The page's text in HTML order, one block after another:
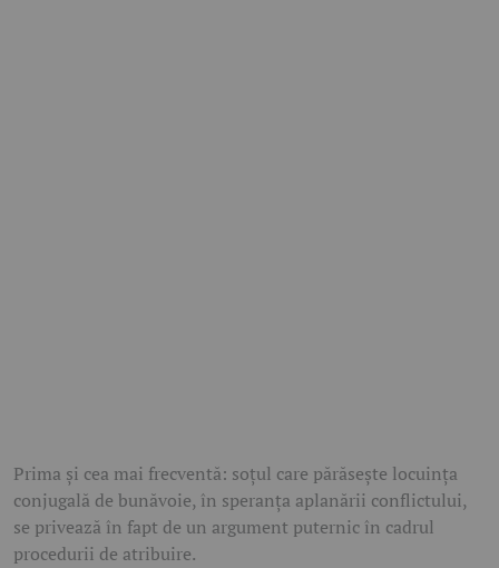
Prima și cea mai frecventă: soțul care părăsește locuința
conjugală de bunăvoie, în speranța aplanării conflictului,
se privează în fapt de un argument puternic în cadrul
procedurii de atribuire.